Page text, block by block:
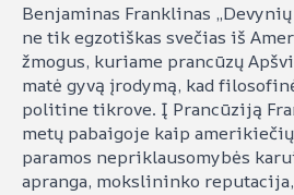
Benjaminas Franklinas
ne tik egzotiškas svečias iš
žmogus, kuriame prancūzų
matė gyvą įrodymą, kad
politine tikrove. Į Prancūziją
metų pabaigoje kaip
paramos nepriklausomybės
apranga, mokslininko